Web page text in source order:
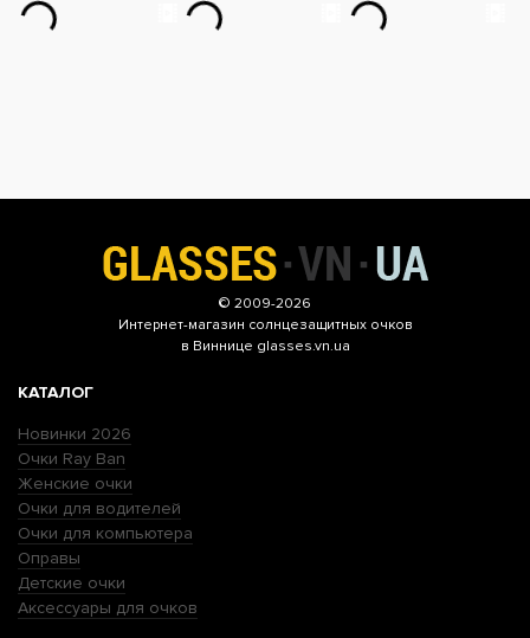
© 2009-2026
Интернет-магазин солнцезащитных очков
в Виннице glasses.vn.ua
КАТАЛОГ
Новинки 2026
Очки Ray Ban
Женские очки
Очки для водителей
Очки для компьютера
Оправы
Детские очки
Аксессуары для очков